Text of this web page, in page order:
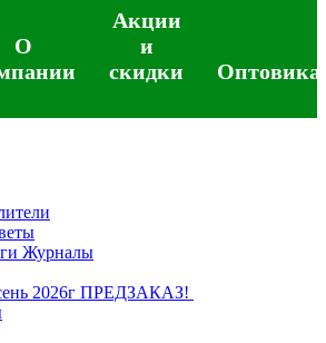
О
Акции
и
скидки
Журналы
2026г ПРЕДЗАКАЗ!